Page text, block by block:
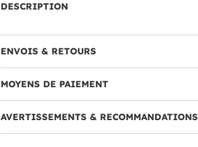
DESCRIPTION
ENVOIS & RETOURS
MOYENS DE PAIEMENT
AVERTISSEMENTS & RECOMMANDATIONS